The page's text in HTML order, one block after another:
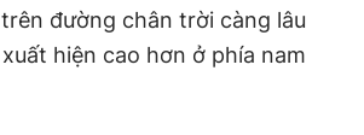
đường chân trời càng lâu
hiện cao hơn ở phía nam